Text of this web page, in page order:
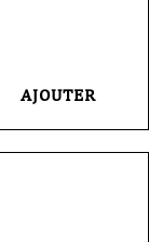
AJOUTER